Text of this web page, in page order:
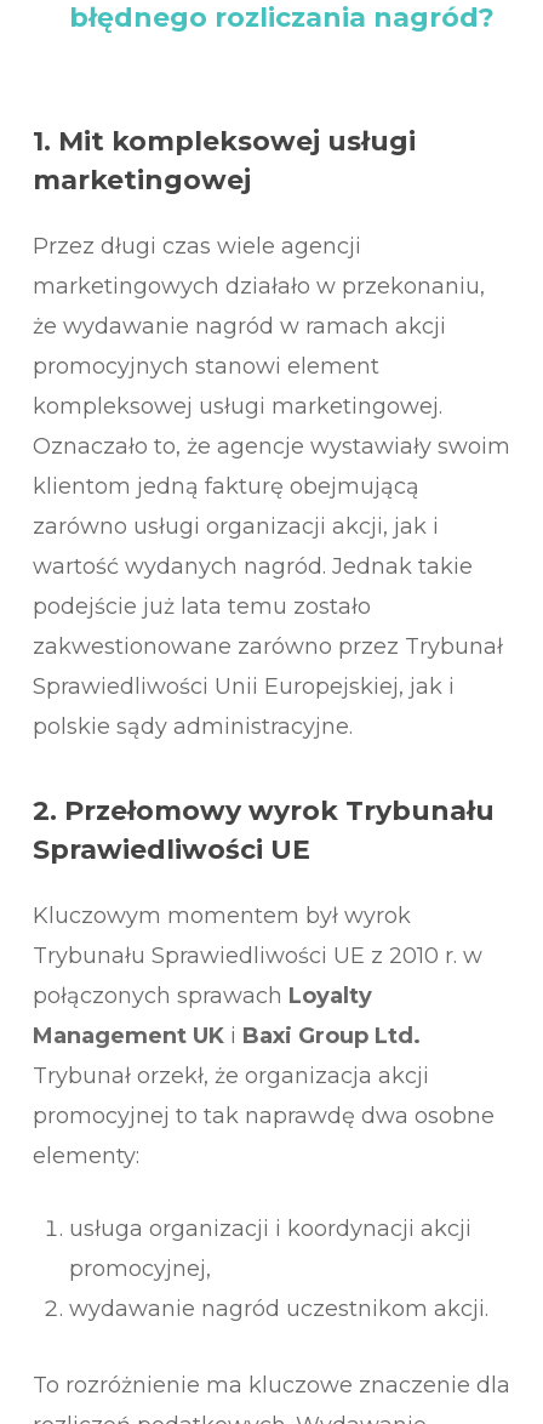
błędnego rozliczania nagród?
1. Mit kompleksowej usługi
marketingowej
Przez długi czas wiele agencji
marketingowych działało w przekonaniu,
że wydawanie nagród w ramach akcji
promocyjnych stanowi element
kompleksowej usługi marketingowej.
Oznaczało to, że agencje wystawiały swoim
klientom jedną fakturę obejmującą
zarówno usługi organizacji akcji, jak i
wartość wydanych nagród. Jednak takie
podejście już lata temu zostało
zakwestionowane zarówno przez Trybunał
Sprawiedliwości Unii Europejskiej, jak i
polskie sądy administracyjne.
2. Przełomowy wyrok Trybunału
Sprawiedliwości UE
Kluczowym momentem był wyrok
Trybunału Sprawiedliwości UE z 2010 r. w
połączonych sprawach Loyalty
Management UK i Baxi Group Ltd.
Trybunał orzekł, że organizacja akcji
promocyjnej to tak naprawdę dwa osobne
elementy:
usługa organizacji i koordynacji akcji
promocyjnej,
wydawanie nagród uczestnikom akcji.
To rozróżnienie ma kluczowe znaczenie dla